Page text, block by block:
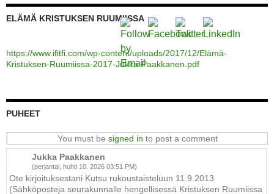
ELÄMÄ KRISTUKSEN RUUMIISSA
https://www.ifitfi.com/wp-content/uploads/2017/12/Elämä-
Kristuksen-Ruumiissa-2017-Jukka-Paakkanen.pdf
PUHEET
You must be signed in to post a comment
Jukka Paakkanen
(perjantai, huhti 10. 2026 03:51 PM)
Ote kirjoituksestani Kutsu rukoustaisteluun 11.9.2013
(Sähköposteja seurakunnalle hengellisessä Kristuksen Ruumiissa